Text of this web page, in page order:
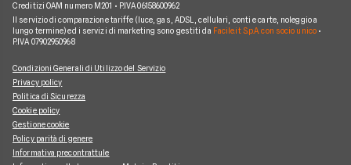
Facile.it Club
Lavora in Facile.it We're hiring!
Scoprile tutte le offerte
Creditizi OAM numero M201 • P.IVA 06158600962
Il servizio di comparazione tariffe (luce, gas, ADSL, cellulari, conti e carte, noleggio a
lungo termine) ed i servizi di marketing sono gestiti da Facile.it S.p.A. con socio unico•
P.IVA 07902950968
Condizioni Generali di Utilizzo del Servizio
Privacy policy
Politica di Sicurezza
Cookie policy
Gestione cookie
Policy parità di genere
Informativa precontrattule